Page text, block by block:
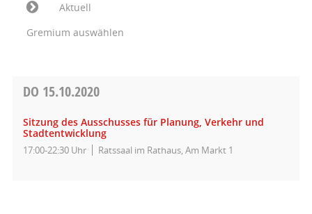
Aktuell
Gremium auswählen
DO 15.10.2020
Sitzung des Ausschusses für Planung, Verkehr und
Stadtentwicklung
17:00-22:30 Uhr Ratssaal im Rathaus, Am Markt 1